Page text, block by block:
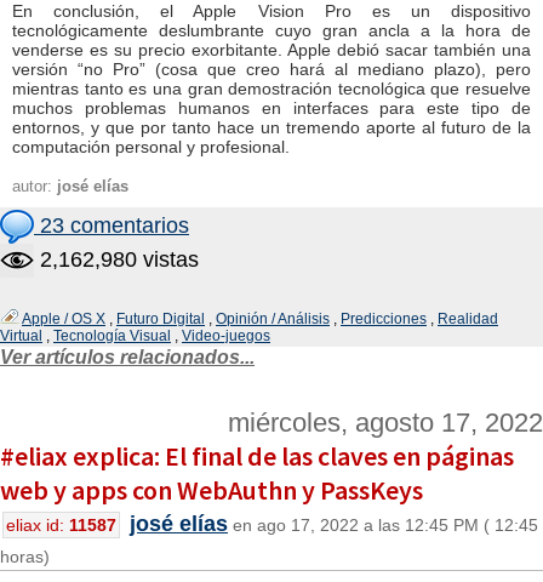
En conclusión, el Apple Vision Pro es un dispositivo
tecnológicamente deslumbrante cuyo gran ancla a la hora de
venderse es su precio exorbitante. Apple debió sacar también una
versión “no Pro” (cosa que creo hará al mediano plazo), pero
mientras tanto es una gran demostración tecnológica que resuelve
muchos problemas humanos en interfaces para este tipo de
entornos, y que por tanto hace un tremendo aporte al futuro de la
computación personal y profesional.
autor: josé elías
23 comentarios
2,162,980 vistas
Apple / OS X , Futuro Digital , Opinión / Análisis , Predicciones , Realidad
Virtual , Tecnología Visual , Video-juegos
Ver artículos relacionados...
miércoles, agosto 17, 2022
#eliax explica: El final de las claves en páginas
web y apps con WebAuthn y PassKeys
eliax id: 11587 josé elías en ago 17, 2022 a las 12:45 PM ( 12:45
horas)